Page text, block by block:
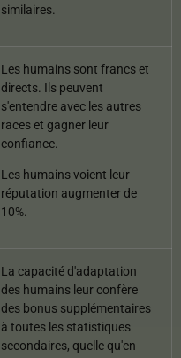
similaires.
Les humains sont francs et
directs. Ils peuvent
s'entendre avec les autres
races et gagner leur
confiance.
Les humains voient leur
réputation augmenter de
10%.
La capacité d'adaptation
des humains leur confère
des bonus supplémentaires
à toutes les statistiques
secondaires, quelle qu'en